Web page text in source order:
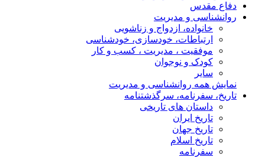
دفاع مقدس
روانشناسی و مدیریت
خانواده، ازدواج و زناشویی
ارتباطات، خودسازی، خودشناسی
موفقیت ، مدیریت ، کسب و کار
کودک و نوجوان
سایر
نمایش همه روانشناسی و مدیریت
تاریخ، سفرنامه، سرگذشتنامه
داستان های تاریخی
تاریخ ایران
تاریخ جهان
تاریخ اسلام
سفرنامه